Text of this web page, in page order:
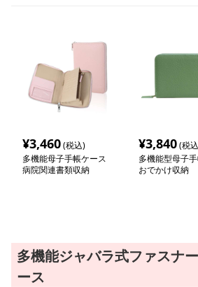
¥3,460(税込)
多機能母子手帳ケース
病院関連書類収納
¥3,840(税
多機能型母子
おでかけ収納
多機能ジャバラ式ファスナ
ース